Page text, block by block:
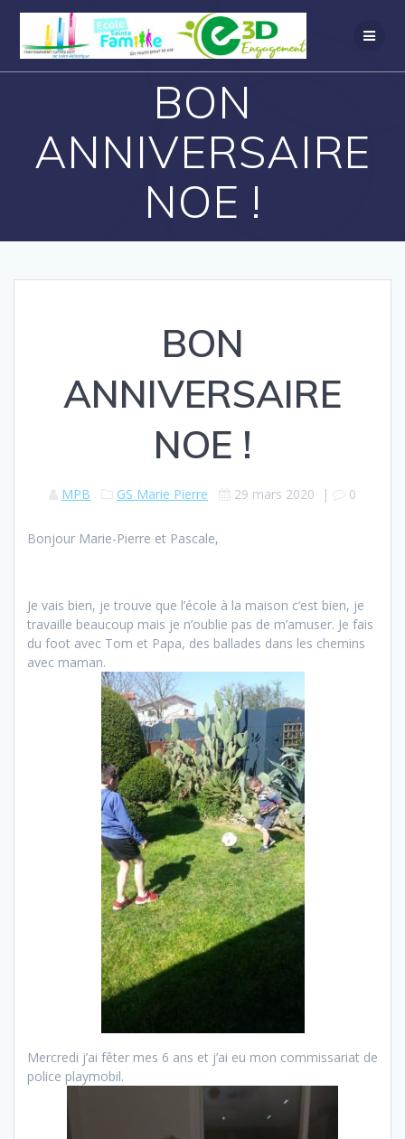
BON
ANNIVERSAIRE
NOE !
BON
ANNIVERSAIRE
NOE !
MPB GS Marie Pierre 29 mars 2020 | 0
Bonjour Marie-Pierre et Pascale,
Je vais bien, je trouve que l’école à la maison c’est bien, je
travaille beaucoup mais je n’oublie pas de m’amuser. Je fais
du foot avec Tom et Papa, des ballades dans les chemins
avec maman.
Mercredi j’ai fêter mes 6 ans et j’ai eu mon commissariat de
police playmobil.